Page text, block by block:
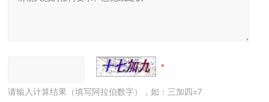
请输入计算结果（填写阿拉伯数字），如：三加四=7